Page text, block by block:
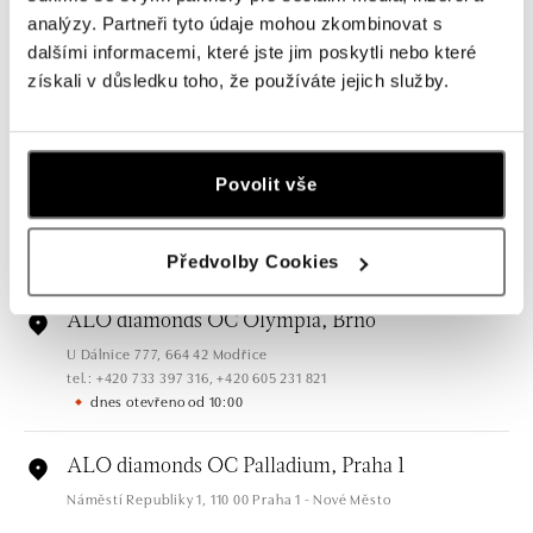
analýzy. Partneři tyto údaje mohou zkombinovat s
dalšími informacemi, které jste jim poskytli nebo které
získali v důsledku toho, že používáte jejich služby.
Povolit vše
Předvolby Cookies
Ostrava
Jantarová 3344/4, 702 00 Ostrava-Moravská Ostrava
tel.: +420 603 166 013, +420 603 565 187
ALO diamonds OC Nový Smíchov, Praha 5
tel.: +420 603 192 388, +420 733 546 889
dnes otevřeno od 09:00
ALO diamonds OC Olympia, Brno
U Dálnice 777, 664 42 Modřice
tel.: +420 733 397 316, +420 605 231 821
dnes otevřeno od 10:00
ALO diamonds OC Palladium, Praha 1
Náměstí Republiky 1, 110 00 Praha 1 - Nové Město